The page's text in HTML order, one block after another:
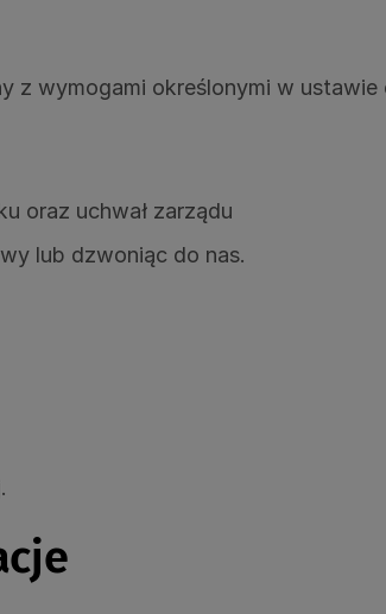
z wymogami określonymi w
oraz uchwał zarządu
lub dzwoniąc do nas.